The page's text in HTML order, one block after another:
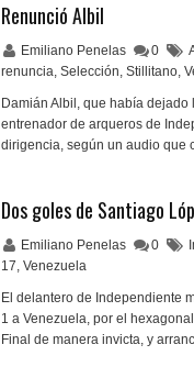
Renunció Albil
Emiliano Penelas 0
renuncia, Selección, Stillitano,
Damián Albil, que había
entrenador de arqueros de
dirigencia, según un audio que
Dos goles de Santiago
Emiliano Penelas 0
17, Venezuela
El delantero de Independiente
1 a Venezuela, por el
Final de manera invicta, y